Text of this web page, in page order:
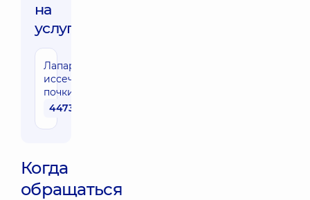
на
услуги:
Лапароскопическое
иссечение кисты
почки
44730 грн
Когда
обращаться